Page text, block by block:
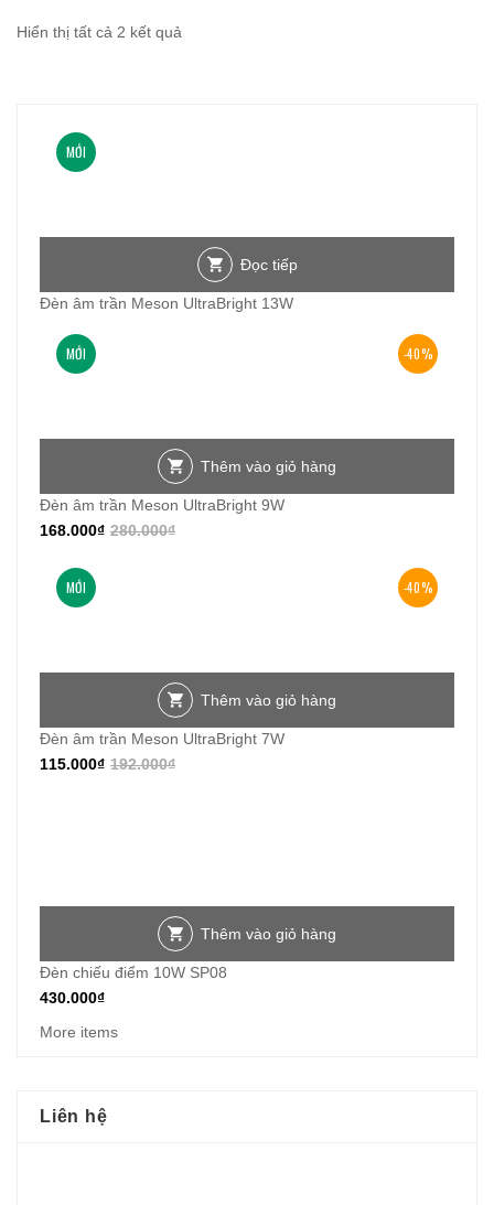
181.000₫.
Hiển thị tất cả 2 kết quả
MỚI
Đọc tiếp
Đèn âm trần Meson UltraBright 13W
-40%
MỚI
Thêm vào giỏ hàng
Đèn âm trần Meson UltraBright 9W
280.000₫
168.000₫
-40%
MỚI
Thêm vào giỏ hàng
Đèn âm trần Meson UltraBright 7W
192.000₫
115.000₫
Thêm vào giỏ hàng
Đèn chiếu điểm 10W SP08
430.000₫
More items
Liên hệ